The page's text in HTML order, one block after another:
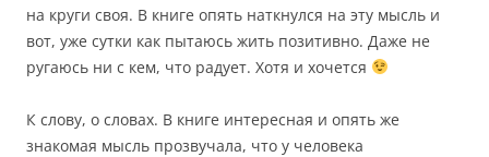
на круги своя. В книге опять наткнулся на эту мысль и
вот, уже сутки как пытаюсь жить позитивно. Даже не
ругаюсь ни с кем, что радует. Хотя и хочется
К слову, о словах. В книге интересная и опять же
знакомая мысль прозвучала, что у человека